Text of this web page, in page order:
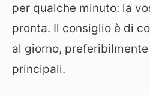
per qualche minuto: la
pronta. Il consiglio è di
al giorno,
principali.